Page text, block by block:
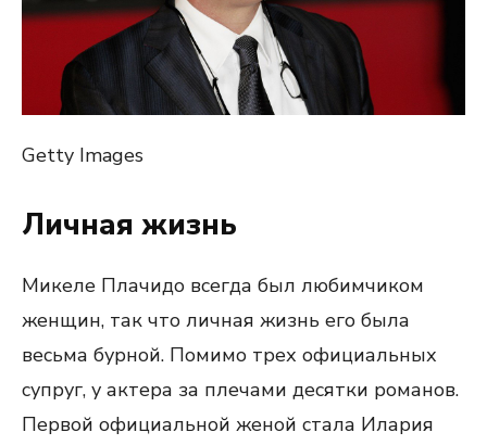
Getty Images
Личная жизнь
Микеле Плачидо всегда был любимчиком
женщин, так что личная жизнь его была
весьма бурной. Помимо трех официальных
супруг, у актера за плечами десятки романов.
Первой официальной женой стала Илария